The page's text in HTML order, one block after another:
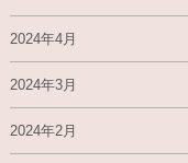
2024年4月
2024年3月
2024年2月